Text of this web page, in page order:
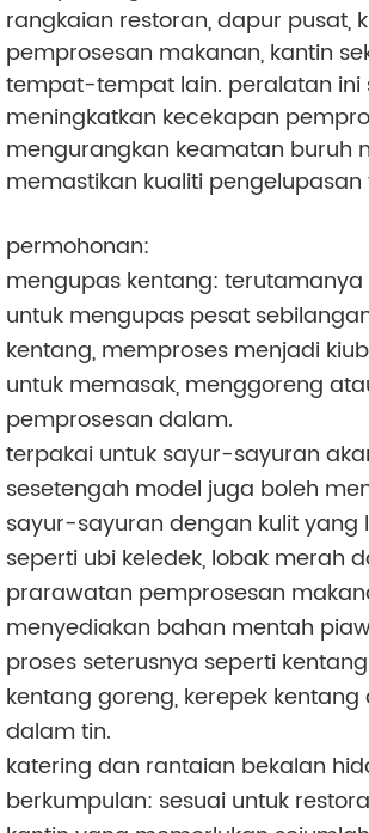
rangkaian restoran, dapur pusat,
pemprosesan makanan, kantin
tempat-tempat lain. peralatan ini
meningkatkan kecekapan
mengurangkan keamatan buruh
memastikan kualiti pengelupasan
permohonan:
mengupas kentang:
untuk mengupas pesat
kentang, memproses menjadi
untuk memasak, menggoreng
pemprosesan dalam.
terpakai untuk sayur-sayuran
sesetengah model juga boleh
sayur-sayuran dengan kulit yang
seperti ubi keledek, lobak merah
prarawatan pemprosesan
menyediakan bahan mentah
proses seterusnya seperti
kentang goreng, kerepek
dalam tin.
katering dan rantaian bekalan
berkumpulan: sesuai untuk